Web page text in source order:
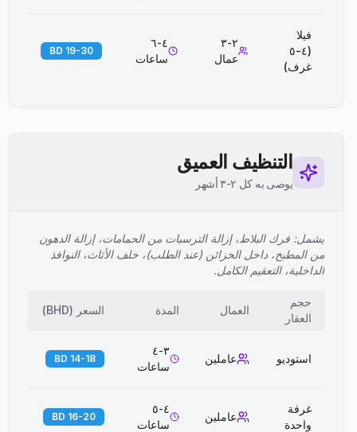
فيلا
(٤-٥
غرف)
٢-٣
عمال
٤-٦
ساعات
19-30 BD
التنظيف العميق
يوصى به كل ٢-٣ أشهر
يشمل: فرك البلاط، إزالة الترسبات من الحمامات، إزالة الدهون
من المطبخ، داخل الخزائن (عند الطلب)، خلف الأثاث، النوافذ
الداخلية، التعقيم الكامل.
حجم
العقار
العمال المدة السعر (
BHD
)
استوديو عاملين
٣-٤
ساعات
14-18 BD
غرفة
واحدة
عاملين
٤-٥
ساعات
16-20 BD